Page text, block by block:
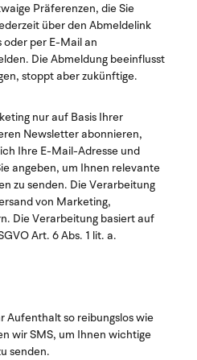
Präferenzen, die Sie
über den Abmeldelink
oder per E-Mail an
Die Abmeldung beeinflusst
stoppt aber zukünftige.
nur auf Basis Ihrer
Newsletter abonnieren,
Ihre E-Mail-Adresse und
angeben, um Ihnen relevante
zu senden. Die Verarbeitung
von Marketing,
Die Verarbeitung basiert auf
Art. 6 Abs. 1 lit. a.
Aufenthalt so reibungslos wie
wir SMS, um Ihnen wichtige
senden.